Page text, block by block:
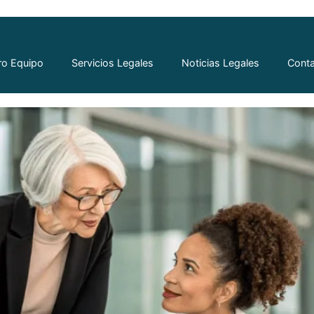
Equipo Servicios Legales Noticias Legales
las Mujeres